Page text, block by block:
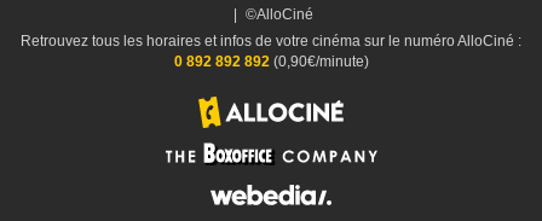
| ©AlloCiné
Retrouvez tous les horaires et infos de votre cinéma sur le numéro AlloCiné :
0 892 892 892 (0,90€/minute)